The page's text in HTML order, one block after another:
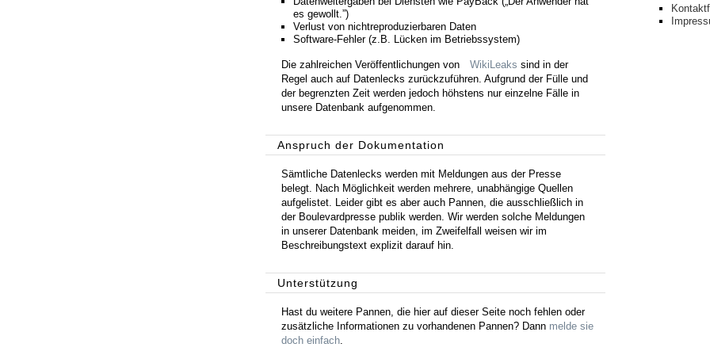
es gewollt.”)
Verlust von nichtreproduzierbaren Daten
Software-Fehler (z.B. Lücken im Betriebssystem)
Die zahlreichen Veröffentlichungen von WikiLeaks sind in der
Regel auch auf Datenlecks zurückzuführen. Aufgrund der Fülle und
der begrenzten Zeit werden jedoch höhstens nur einzelne Fälle in
unsere Datenbank aufgenommen.
Anspruch der Dokumentation
Sämtliche Datenlecks werden mit Meldungen aus der Presse
belegt. Nach Möglichkeit werden mehrere, unabhängige Quellen
aufgelistet. Leider gibt es aber auch Pannen, die ausschließlich in
der Boulevardpresse publik werden. Wir werden solche Meldungen
in unserer Datenbank meiden, im Zweifelfall weisen wir im
Beschreibungstext explizit darauf hin.
Unterstützung
Hast du weitere Pannen, die hier auf dieser Seite noch fehlen oder
zusätzliche Informationen zu vorhandenen Pannen? Dann melde sie
doch einfach.